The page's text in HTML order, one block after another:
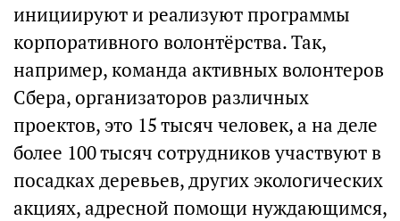
инициируют и реализуют программы
корпоративного волонтёрства. Так,
например, команда активных волонтеров
Сбера, организаторов различных
проектов, это 15 тысяч человек, а на деле
более 100 тысяч сотрудников участвуют в
посадках деревьев, других экологических
акциях, адресной помощи нуждающимся,